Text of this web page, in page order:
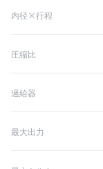
内径×行程
圧縮比
過給器
最大出力